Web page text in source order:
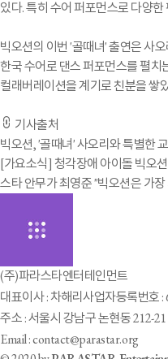
있다. 특히 수어 퍼포먼스로 다양
빅오션의 이번 '골때녀' 출연은 사
한국 수어로 댄스 퍼포먼스를 펼
컬래버레이션을 계기로 친분을 쌓
기사출처
빅오션, '골때녀' 사오리와 특별한
[가요소식] 청각장애 아이돌 빅오
스타 안무가 최영준 "빅오션은 가
(주)파라스타엔터테인먼트
대표이사 : 차해리사업자등록번호 :
주소 : 서울시 강남구 논현동 212-
Email : contact@parastar.org